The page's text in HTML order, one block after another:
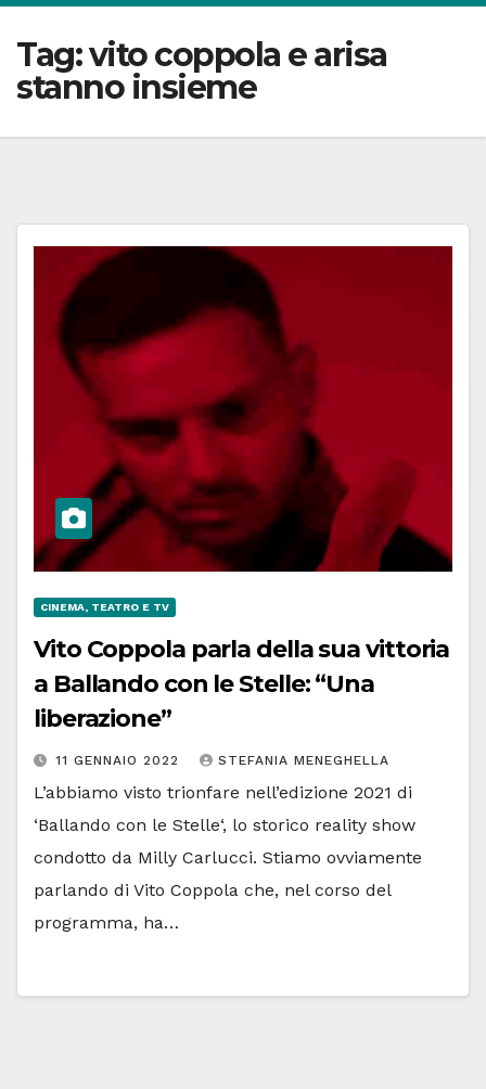
Tag:vito coppola e arisa
stanno insieme
CINEMA, TEATRO E TV
Vito Coppola parla della sua vittoria
a Ballando con le Stelle: “Una
liberazione”
11 GENNAIO 2022 STEFANIA MENEGHELLA
L’abbiamo visto trionfare nell’edizione 2021 di
‘Ballando con le Stelle‘, lo storico reality show
condotto da Milly Carlucci. Stiamo ovviamente
parlando di Vito Coppola che, nel corso del
programma, ha…